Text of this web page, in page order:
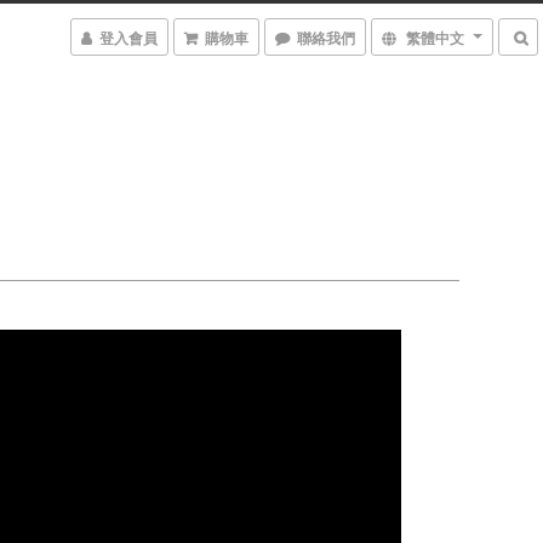
登入會員 購物車 聯絡我們 繁體中文